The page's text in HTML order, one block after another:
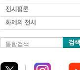
통합검색